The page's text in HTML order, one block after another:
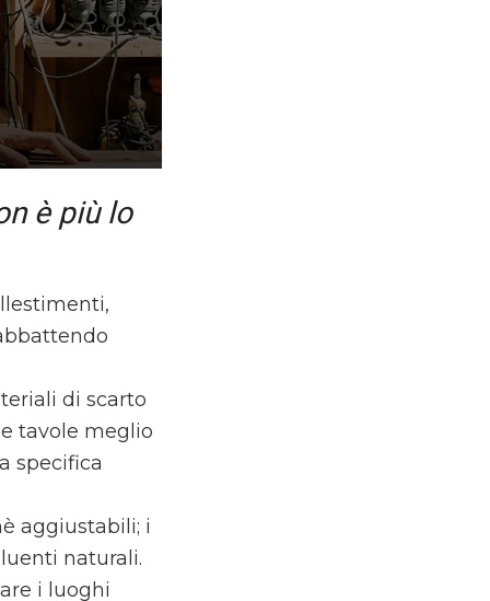
è più lo
di scarto
tavole meglio
specifica
aggiustabili; i
naturali.
i luoghi